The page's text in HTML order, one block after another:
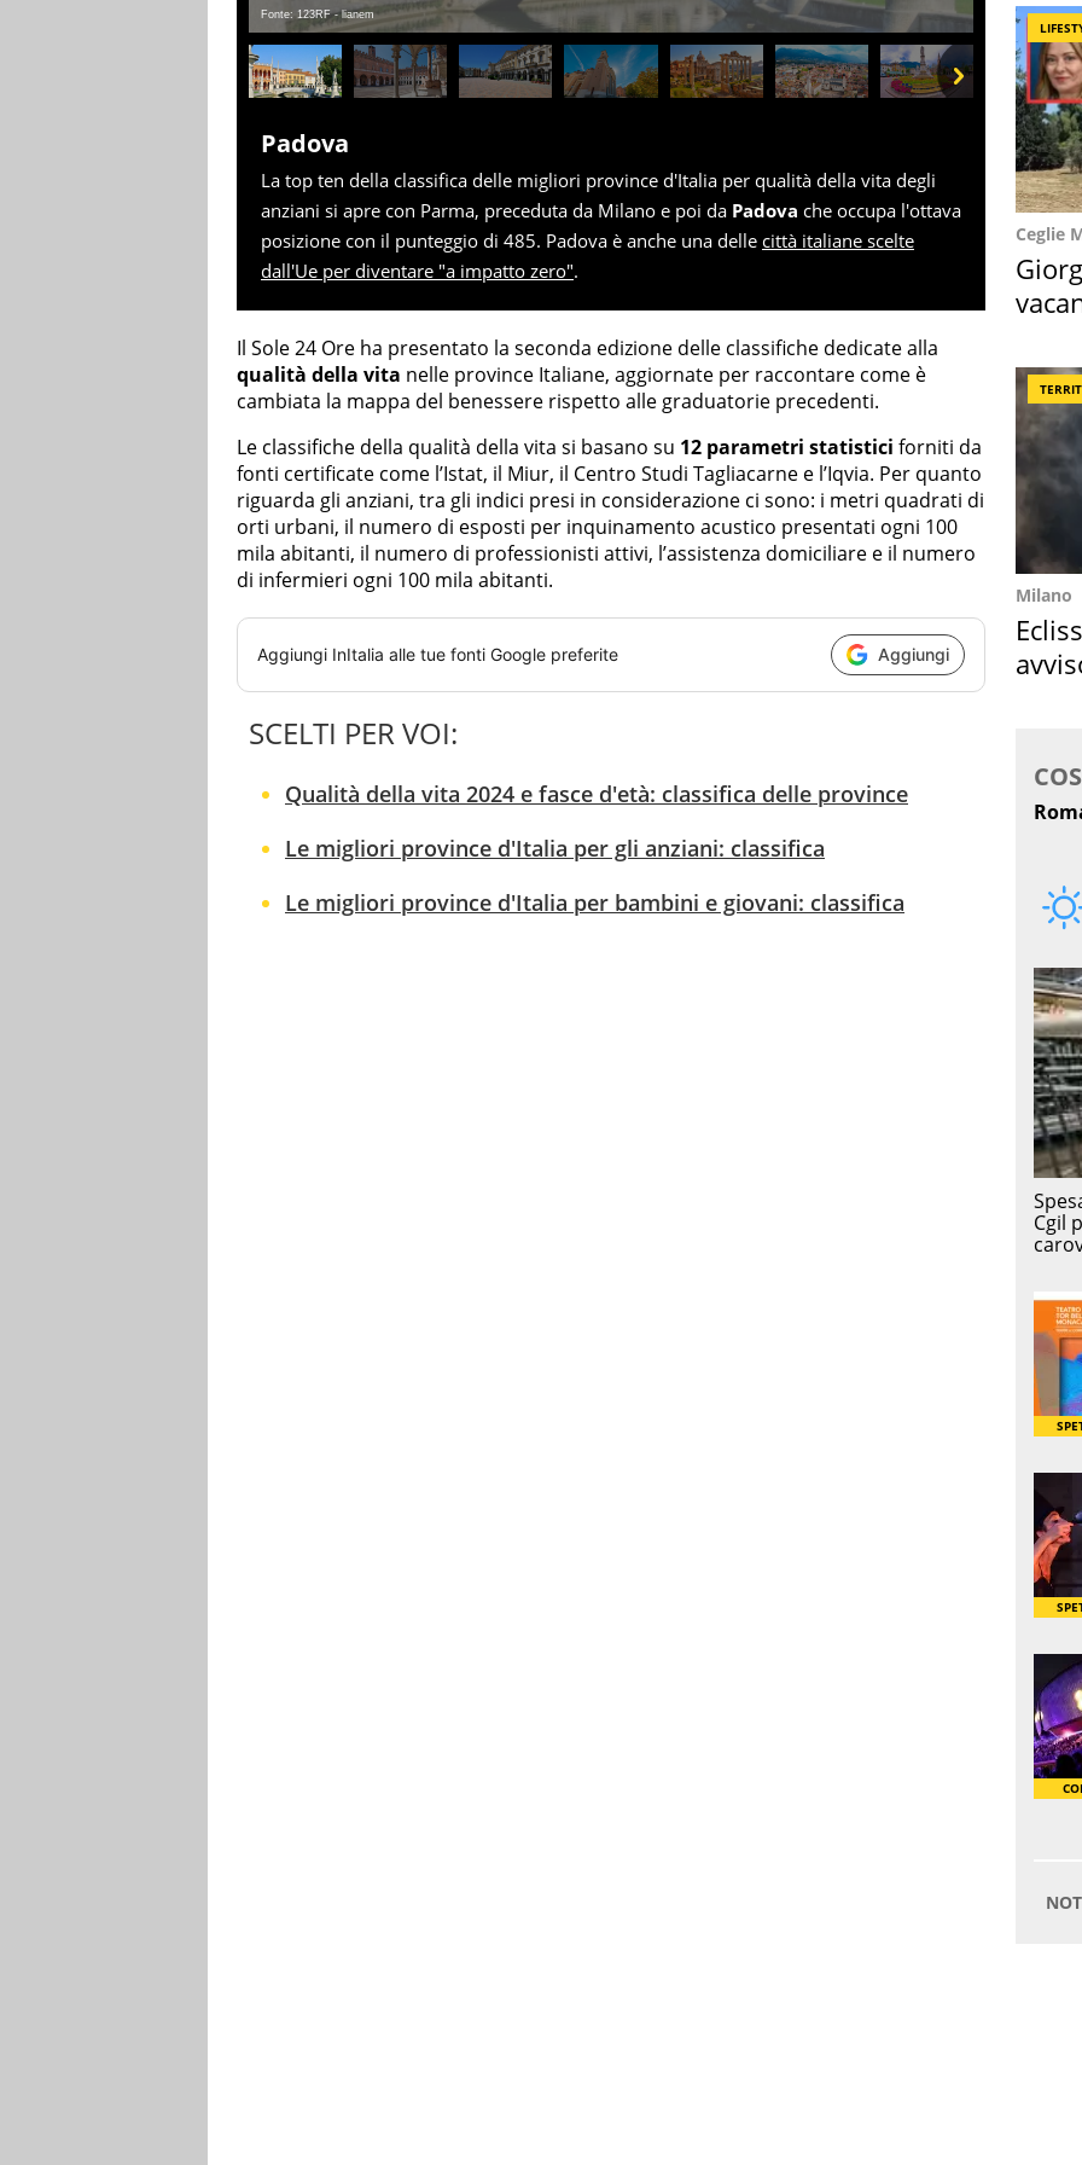
Fonte: 123RF - lianem
Padova
La top ten della classifica delle migliori province d'Italia per qualità della vita degli
anziani si apre con Parma, preceduta da Milano e poi da Padova che occupa l'ottava
posizione con il punteggio di 485. Padova è anche una delle città italiane scelte
dall'Ue per diventare "a impatto zero".
Il Sole 24 Ore ha presentato la seconda edizione delle classifiche dedicate alla
qualità della vita nelle province Italiane, aggiornate per raccontare come è
cambiata la mappa del benessere rispetto alle graduatorie precedenti.
Le classifiche della qualità della vita si basano su 12 parametri statistici forniti da
fonti certificate come l’Istat, il Miur, il Centro Studi Tagliacarne e l’Iqvia. Per quanto
riguarda gli anziani, tra gli indici presi in considerazione ci sono: i metri quadrati di
orti urbani, il numero di esposti per inquinamento acustico presentati ogni 100
mila abitanti, il numero di professionisti attivi, l’assistenza domiciliare e il numero
di infermieri ogni 100 mila abitanti.
Aggiungi InItalia alle tue fonti Google preferite Aggiungi
SCELTI PER VOI:
Qualità della vita 2024 e fasce d'età: classifica delle province
Le migliori province d'Italia per gli anziani: classifica
Le migliori province d'Italia per bambini e giovani: classifica
Ceglie
Milano